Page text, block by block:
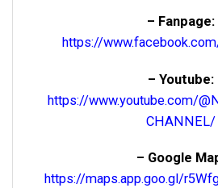
– Fanpage:
https://
– Youtube:
https://www.youtube.com/
CHANNEL/
– Google
https://maps.app.goo.gl/